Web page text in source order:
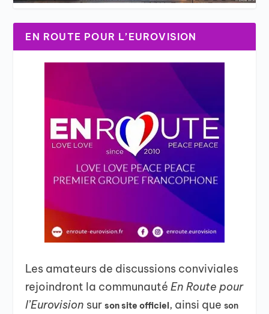
EN ROUTE POUR L’EUROVISION
Les amateurs de discussions conviviales
rejoindront la communautéEn Route pour
l’Eurovision surson site officiel, ainsi queson